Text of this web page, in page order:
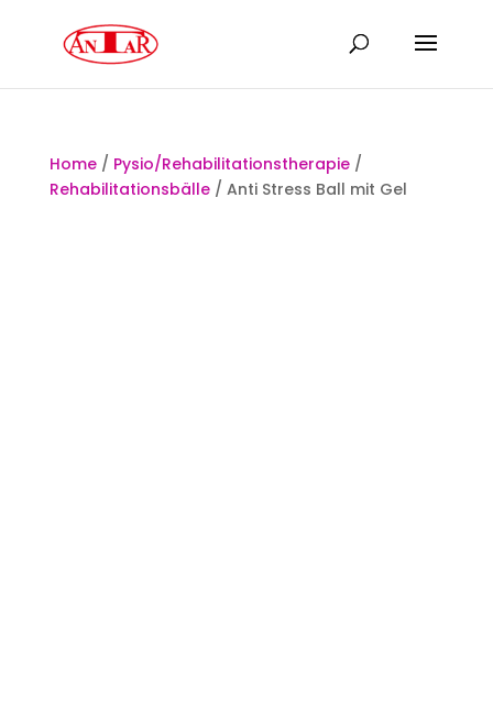
Home/ Pysio/Rehabilitationstherapie/
Rehabilitationsbälle/ Anti Stress Ball mit Gel